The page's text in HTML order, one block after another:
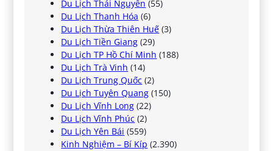
Du Lịch Thái Nguyên (55)
Du Lịch Thanh Hóa (6)
Du Lịch Thừa Thiên Huế (3)
Du Lịch Tiền Giang (29)
Du Lịch TP Hồ Chí Minh (188)
Du Lịch Trà Vinh (14)
Du Lịch Trung Quốc (2)
Du Lịch Tuyên Quang (150)
Du Lịch Vĩnh Long (22)
Du Lịch Vĩnh Phúc (2)
Du Lịch Yên Bái (559)
Kinh Nghiệm – Bí Kíp (2.390)